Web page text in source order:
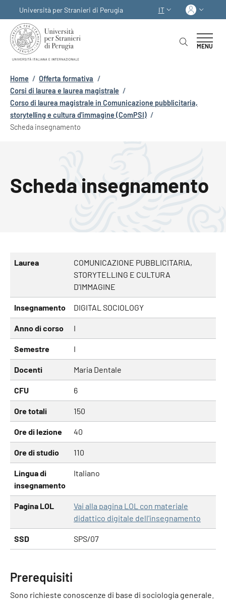
Università per Stranieri di Perugia
SELETTORE LINGUA:
IT
MENU
Briciole di pane
Home / Offerta formativa /
Corsi di laurea e laurea magistrale /
Corso di laurea magistrale in Comunicazione pubblicitaria,
storytelling e cultura d'immagine (ComPSI) /
Scheda insegnamento
Scheda insegnamento
Laurea
COMUNICAZIONE PUBBLICITARIA,
STORYTELLING E CULTURA
D'IMMAGINE
Insegnamento DIGITAL SOCIOLOGY
Anno di corso I
Semestre I
Docenti Maria Dentale
CFU 6
Ore totali 150
Ore di lezione 40
Ore di studio 110
Lingua di
insegnamento
Italiano
Pagina LOL
Vai alla pagina LOL con materiale
didattico digitale dell'insegnamento
SSD SPS/07
Prerequisiti
Sono richieste conoscenze di base di sociologia generale.